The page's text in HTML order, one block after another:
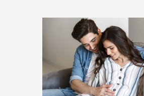
MIRŐL
Mi a kapcsolat a
között?